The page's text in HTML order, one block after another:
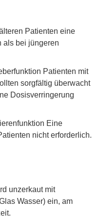
Patienten eine
als bei jüngeren
Patienten mit
sorgfältig überwacht
Dosisverringerung
Eine
nicht erforderlich.
unzerkaut mit
Wasser) ein, am